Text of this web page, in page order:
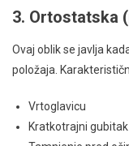
3. Ortostatska
Ovaj oblik se javlja
položaja.
Vrtoglavicu
Kratkotrajni